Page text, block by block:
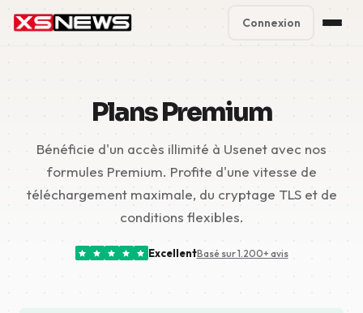
Block Accounts
Support
Contact
Connexion
Plans Premium
Bénéficie d'un accès illimité à Usenet avec nos
formules Premium. Profite d'une vitesse de
téléchargement maximale, du cryptage TLS et de
conditions flexibles.
ExcellentBasé sur 1.200+ avis